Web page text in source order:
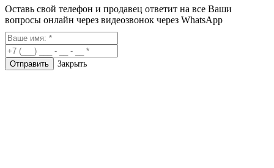
Оставь свой телефон и продавец ответит на все Ваши
вопросы онлайн через видеозвонок через WhatsApp
Закрыть